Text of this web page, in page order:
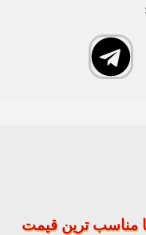
مناسب ترین قیمت